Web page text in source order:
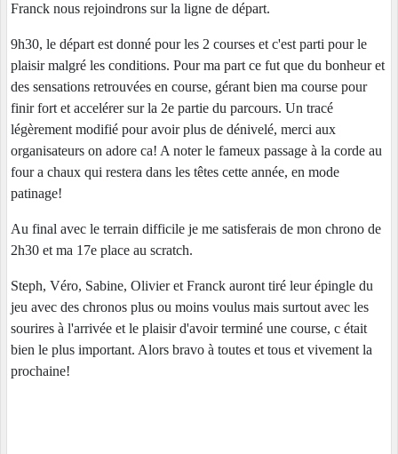
Franck nous rejoindrons sur la ligne de départ.
9h30, le départ est donné pour les 2 courses et c'est parti pour le
plaisir malgré les conditions. Pour ma part ce fut que du bonheur et
des sensations retrouvées en course, gérant bien ma course pour
finir fort et accelérer sur la 2e partie du parcours. Un tracé
légèrement modifié pour avoir plus de dénivelé, merci aux
organisateurs on adore ca! A noter le fameux passage à la corde au
four a chaux qui restera dans les têtes cette année, en mode
patinage!
Au final avec le terrain difficile je me satisferais de mon chrono de
2h30 et ma 17e place au scratch.
Steph, Véro, Sabine, Olivier et Franck auront tiré leur épingle du
jeu avec des chronos plus ou moins voulus mais surtout avec les
sourires à l'arrivée et le plaisir d'avoir terminé une course, c était
bien le plus important. Alors bravo à toutes et tous et vivement la
prochaine!